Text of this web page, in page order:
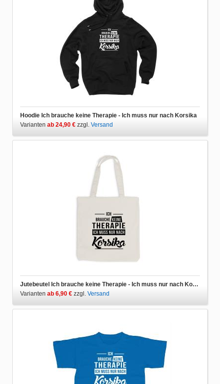
Hoodie Ich brauche keine Therapie - Ich muss nur nach Korsika
Varianten ab 24,90 € zzgl. Versand
Jutebeutel Ich brauche keine Therapie - Ich muss nur nach Korsika
Varianten ab 6,90 € zzgl. Versand